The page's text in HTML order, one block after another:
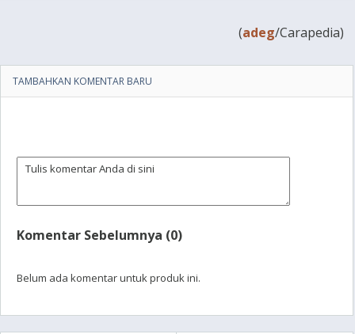
(adeg/Carapedia)
TAMBAHKAN KOMENTAR BARU
Komentar Sebelumnya (0)
Belum ada komentar untuk produk ini.